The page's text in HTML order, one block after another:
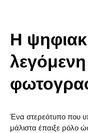
Η
Ένα στερεότυπο που
μάλιστα έπαιξε ρόλο